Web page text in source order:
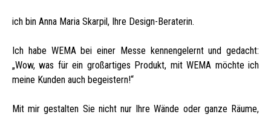
ich bin Anna Maria Skarpil, Ihre Design-Beraterin.
Ich habe WEMA bei einer Messe kennengelernt und gedacht:
„Wow, was für ein großartiges Produkt, mit WEMA möchte ich
meine Kunden auch begeistern!“
Mit mir gestalten Sie nicht nur Ihre Wände oder ganze Räume,